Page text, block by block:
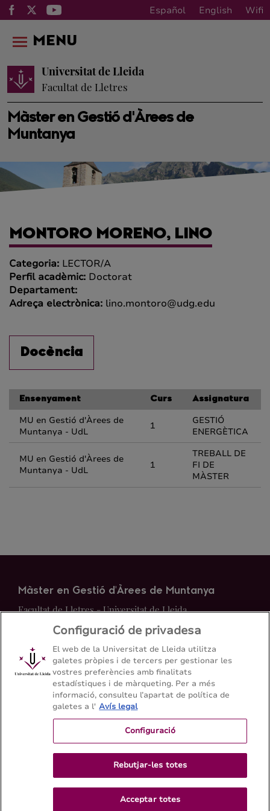
Español English Wifi
Màster en Gestió d'Àrees de
Muntanya
Universitat de Lleida
Facultat de Lletres
MENU
MONTORO MORENO, LINO
Categoria: LECTOR/A
Perfil acadèmic: Doctorat
Departament:
Adreça electrònica: lino.montoro@udg.edu
Docència
Ensenyament Curs Assignatura
MU en Gestió d'Àrees de
Muntanya - UdL
1
GESTIÓ
ENERGÈTICA
MU en Gestió d'Àrees de
Muntanya - UdL
1
TREBALL DE
FI DE
MÀSTER
Màster en Gestió d'Àrees de Muntanya
Facultat de Lletres - Universitat de Lleida
Mapa del web Contacte
+34 973 70 21 31
Configuració de privadesa
El web de la Universitat de Lleida utilitza
galetes pròpies i de tercers per gestionar les
vostres preferències amb finalitats
estadístiques i de màrqueting. Per a més
informació, consulteu l’apartat de política de
galetes a l' Avís legal
Configuració
Rebutjar-les totes
Acceptar totes